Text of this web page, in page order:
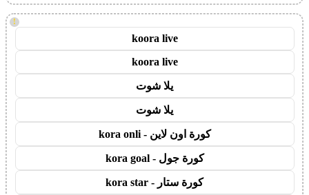
!
koora live
koora live
يلا شوت
يلا شوت
كورة اون لاين - kora onli
كورة جول - kora goal
كورة ستار - kora star